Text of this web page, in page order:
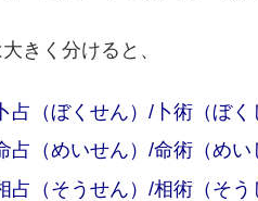
きく分けると、
卜占（ぼくせん）/卜術（ぼく
占（めいせん）/命術（めい
占（そうせん）/相術（そう